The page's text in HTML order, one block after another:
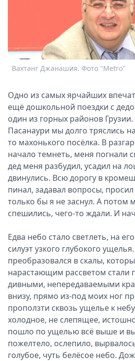
Metro
Стримы
Спецпроекты
Выборы
2026
Скачай
Metro
Вахтанг Джанашия. Фото "Metro"
Одно из самых ярчайших
ещё дошкольной поездки с
один из горных районов
Пасанаури мы долго тряслись
то махонького посёлка. В
начало темнеть, меня погнали
дед меня разбудил, усадил на
двинулись. Всю дорогу в
пинал, задавал вопросы, просил
только бы я не заснул. А потом
спешились, чего-то ждали. И
Едва небо стало светлеть, на
силуэт узкого глубокого
преобразовался в скалы,
нарастающим рассветом стали
дивными, непередаваемыми
внизу, прямо из-под моих ног
проползти сквозь ущелье к
холодное, не слепящее,
пошло по ущелью всё выше и
пожелтело, ослепило,
голубое, чуть белёсое небо.